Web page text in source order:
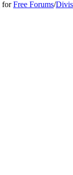
forFree Forums/